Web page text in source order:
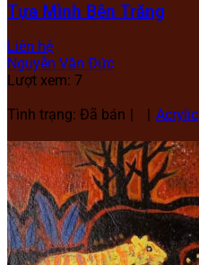
Tựa Mình Bên Trăng
Liên hệ
Nguyễn Văn Đức
Lượt xem: 7
Tình trạng: Đã bán
Acrylic